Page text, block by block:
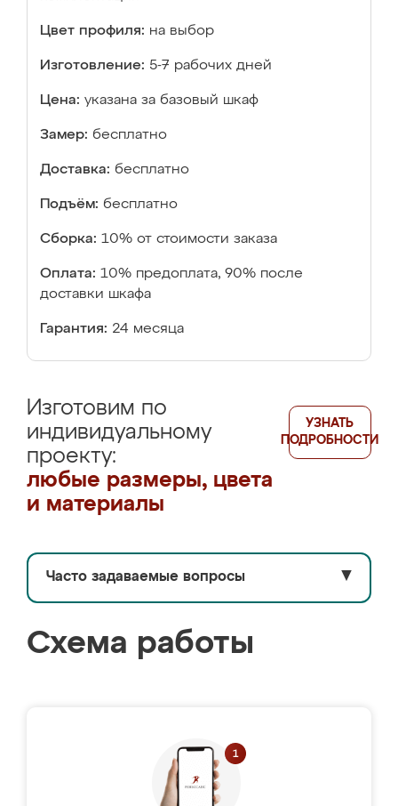
Цвет профиля: на выбор
Изготовление: 5-7 рабочих дней
Цена: указана за базовый шкаф
Замер: бесплатно
Доставка: бесплатно
Подъём: бесплатно
Сборка: 10% от стоимости заказа
Оплата: 10% предоплата, 90% после
доставки шкафа
Гарантия: 24 месяца
Изготовим по
индивидуальному
проекту:
любые размеры, цвета
и материалы
УЗНАТЬ
ПОДРОБНОСТИ
Часто задаваемые вопросы ▼
Схема работы